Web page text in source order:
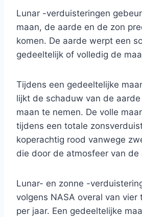
Lunar -verduisteringen
maan, de aarde en de zon
komen. De aarde werpt een
gedeeltelijk of volledig de
Tijdens een gedeeltelijke
lijkt de schaduw van de
maan te nemen. De volle
tijdens een totale
koperachtig rood vanwege
die door de atmosfeer van de
Lunar- en zonne -
volgens NASA overal van vier
per jaar. Een gedeeltelijke